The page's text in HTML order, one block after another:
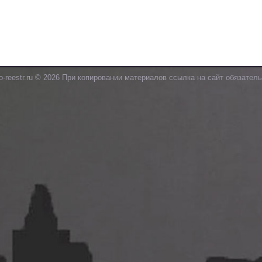
reestr.ru © 2026 При копировании материалов ссылка на сайт